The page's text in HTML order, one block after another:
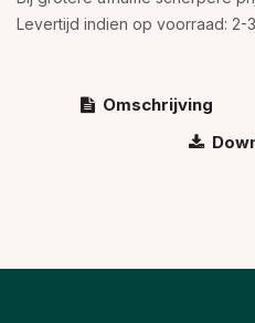
Levertijd indien op voorraad: 2-
Omschrijving